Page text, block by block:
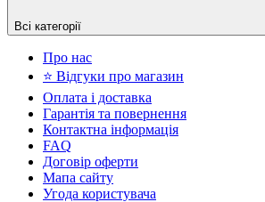
Всі категорії
Про нас
⭐ Відгуки про магазин
Оплата і доставка
Гарантія та повернення
Контактна інформація
FAQ
Договір оферти
Мапа сайту
Угода користувача